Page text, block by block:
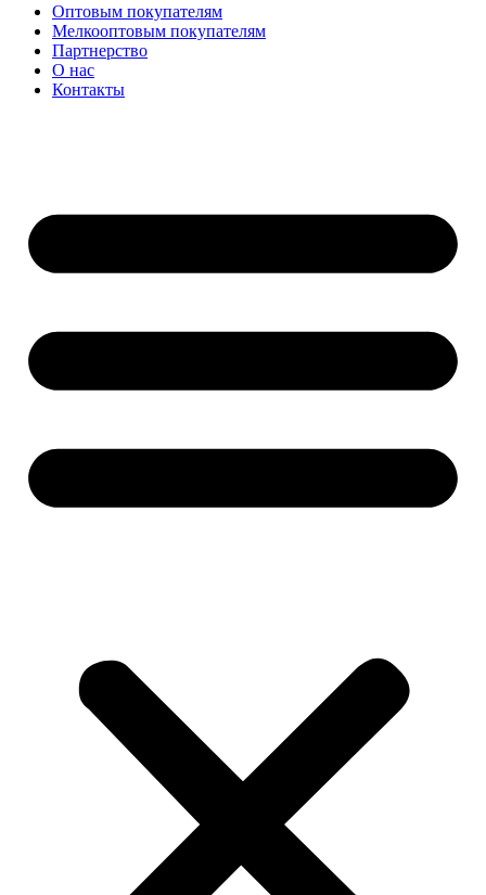
Оптовым покупателям
Мелкооптовым покупателям
Партнерство
О нас
Контакты